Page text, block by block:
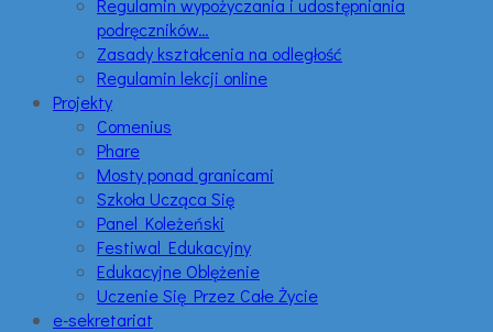
Regulamin wypożyczania i udostępniania
podręczników…
Zasady kształcenia na odległość
Regulamin lekcji online
Projekty
Comenius
Phare
Mosty ponad granicami
Szkoła Ucząca Się
Panel Koleżeński
Festiwal Edukacyjny
Edukacyjne Oblężenie
Uczenie Się Przez Całe Życie
e-sekretariat